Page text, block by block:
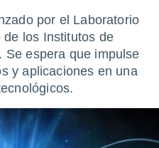
por el Laboratorio
de los Institutos de
Se espera que impulse
y aplicaciones en una